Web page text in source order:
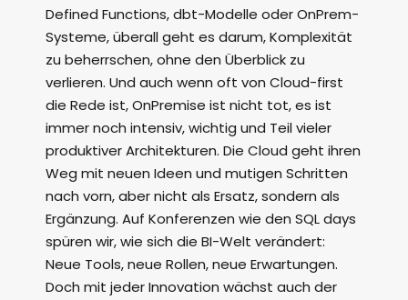
Defined Functions, dbt-Modelle oder OnPrem-
Systeme, überall geht es darum, Komplexität
zu beherrschen, ohne den Überblick zu
verlieren. Und auch wenn oft von Cloud-first
die Rede ist, OnPremise ist nicht tot, es ist
immer noch intensiv, wichtig und Teil vieler
produktiver Architekturen. Die Cloud geht ihren
Weg mit neuen Ideen und mutigen Schritten
nach vorn, aber nicht als Ersatz, sondern als
Ergänzung. Auf Konferenzen wie den SQL days
spüren wir, wie sich die BI-Welt verändert:
Neue Tools, neue Rollen, neue Erwartungen.
Doch mit jeder Innovation wächst auch der